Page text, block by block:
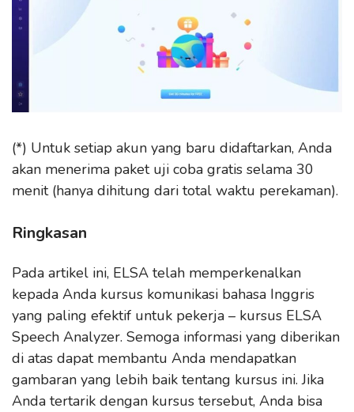
(*) Untuk setiap akun yang baru didaftarkan, Anda
akan menerima paket uji coba gratis selama 30
menit (hanya dihitung dari total waktu perekaman).
Ringkasan
Pada artikel ini, ELSA telah memperkenalkan
kepada Anda kursus komunikasi bahasa Inggris
yang paling efektif untuk pekerja – kursus ELSA
Speech Analyzer. Semoga informasi yang diberikan
di atas dapat membantu Anda mendapatkan
gambaran yang lebih baik tentang kursus ini. Jika
Anda tertarik dengan kursus tersebut, Anda bisa